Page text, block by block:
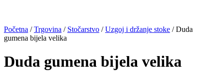
Početna /Trgovina / Stočarstvo /Uzgoj i držanje stoke / Duda
gumena bijela velika
Duda gumena bijela velika